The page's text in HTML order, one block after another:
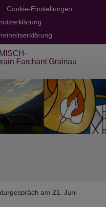
Cookie-Einstellungen
Farchant Grainau
am 21. Juni